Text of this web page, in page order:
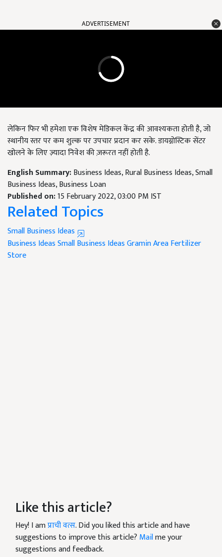
ADVERTISEMENT
लेकिन फिर भी हमेशा एक विशेष मेडिकल ​​केंद्र की आवश्यकता होती है, जो
स्थानीय स्तर पर कम शुल्क पर उपचार प्रदान कर सके. डायग्नोस्टिक सेंटर
खोलने के लिए ज़्यादा निवेश की ज़रूरत नहीं होती है.
English Summary:Business Ideas, Rural Business Ideas, Small
Business Ideas, Business Loan
Published on:15 February 2022, 03:00 PM IST
Related Topics
Small Business Ideas
Business IdeasSmall Business IdeasGramin AreaFertilizer
Store
Like this article?
Hey! I amप्राची वत्स. Did you liked this article and have
suggestions to improve this article? Mailme your
suggestions and feedback.